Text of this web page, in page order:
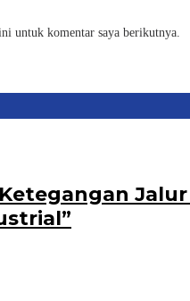
untuk komentar saya berikutnya.